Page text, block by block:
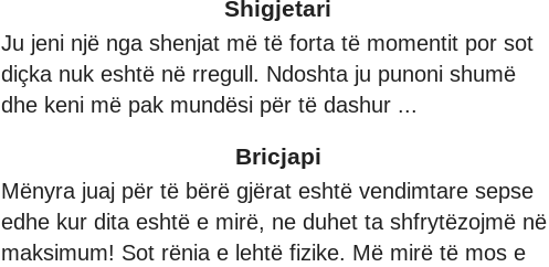
Shigjetari
Ju jeni një nga shenjat më të forta të momentit por sot
diçka nuk eshtë në rregull. Ndoshta ju punoni shumë
dhe keni më pak mundësi për të dashur ...
Bricjapi
Mënyra juaj për të bërë gjërat eshtë vendimtare sepse
edhe kur dita eshtë e mirë, ne duhet ta shfrytëzojmë në
maksimum! Sot rënia e lehtë fizike. Më mirë të mos e